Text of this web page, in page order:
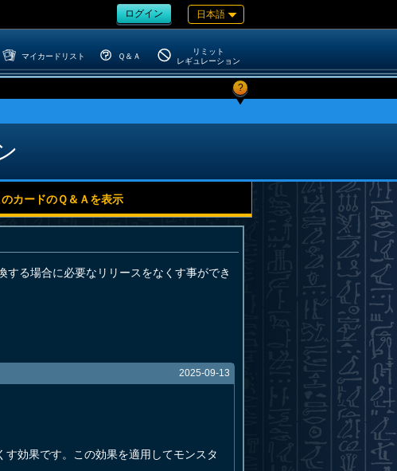
ログイン 日本語
マイカードリスト Ｑ＆Ａ
リミット
レギュレーション
?
のカードのＱ＆Ａを表示
る場合に必要なリリースをなくす事ができ
2025-09-13
効果です。この効果を適用してモンスタ